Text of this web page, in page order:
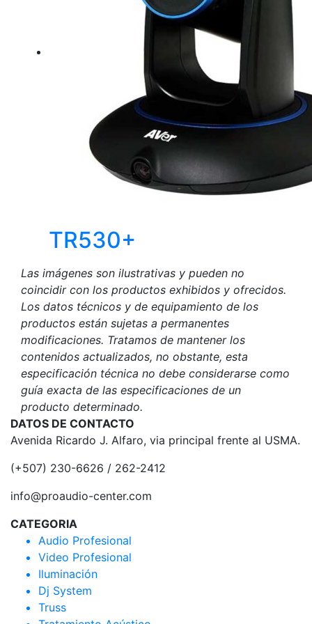
TR530+
Las imágenes son ilustrativas y pueden no
coincidir con los productos exhibidos y ofrecidos.
Los datos técnicos y de equipamiento de los
productos están sujetas a permanentes
modificaciones. Tratamos de mantener los
contenidos actualizados, no obstante, esta
especificación técnica no debe considerarse como
guía exacta de las especificaciones de un
producto determinado.
DATOS DE CONTACTO
Avenida Ricardo J. Alfaro, via principal frente al USMA.
(+507) 230-6626 / 262-2412
info@proaudio-center.com
CATEGORIA
Audio Profesional
Video Profesional
Iluminación
Dj System
Truss